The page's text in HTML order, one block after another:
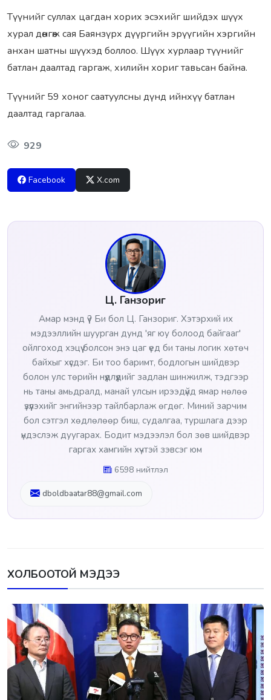
Түүнийг суллах цагдан хорих эсэхийг шийдэх шүүх
хурал дөнгөж сая Баянзүрх дүүргийн эрүүгийн хэргийн
анхан шатны шүүхэд боллоо. Шүүх хурлаар түүнийг
батлан даалтад гаргаж, хилийн хориг тавьсан байна.
Түүнийг 59 хоног саатуулсны дүнд ийнхүү батлан
даалтад гаргалаа.
929
Facebook X.com
Ц. Ганзориг
Амар мэнд үү? Би бол Ц. Ганзориг. Хэтэрхий их
мэдээллийн шуурган дунд 'яг юу болоод байгааг'
ойлгоход хэцүү болсон энэ цаг үед би таны логик хөтөч
байхыг хүсдэг. Би тоо баримт, бодлогын шийдвэр
болон улс төрийн нүүдлүүдийг задлан шинжилж, тэдгээр
нь таны амьдралд, манай улсын ирээдүйд ямар нөлөө
үзүүлэхийг энгийнээр тайлбарлаж өгдөг. Миний зарчим
бол сэтгэл хөдлөлөөр биш, судалгаа, туршлага дээр
үндэслэж дуугарах. Бодит мэдээлэл бол зөв шийдвэр
гаргах хамгийн хүчтэй зэвсэг юм
6598 нийтлэл
dboldbaatar88@gmail.com
ХОЛБООТОЙ МЭДЭЭ